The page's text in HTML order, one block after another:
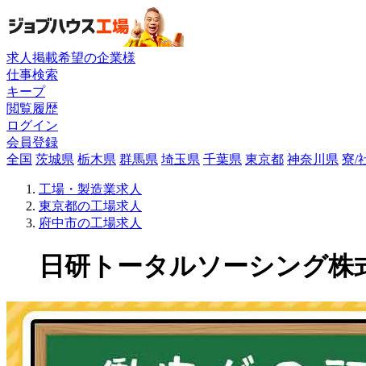
求人掲載希望の企業様
仕事検索
キープ
閲覧履歴
ログイン
会員登録
全国 茨城県 栃木県 群馬県 埼玉県 千葉県 東京都 神奈川県 寮/
工場・製造業求人
東京都の工場求人
府中市の工場求人
日研トータルソーシング株